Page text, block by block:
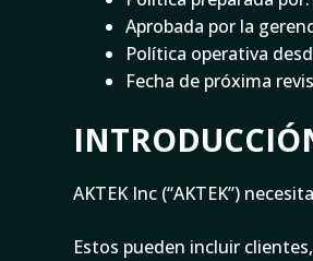
Aprobada por la
Política operativa
Fecha de próxima
AKTEK Inc (“AKTEK”)
Estos pueden incluir